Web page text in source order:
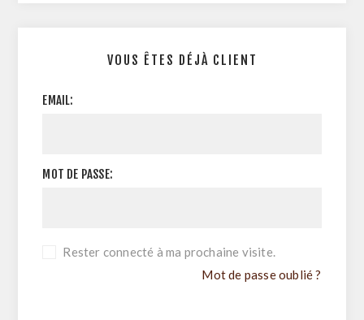
VOUS ÊTES DÉJÀ CLIENT
EMAIL:
MOT DE PASSE:
Rester connecté à ma prochaine visite.
Mot de passe oublié ?